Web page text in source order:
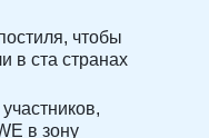
чтобы
в ста странах
в зону